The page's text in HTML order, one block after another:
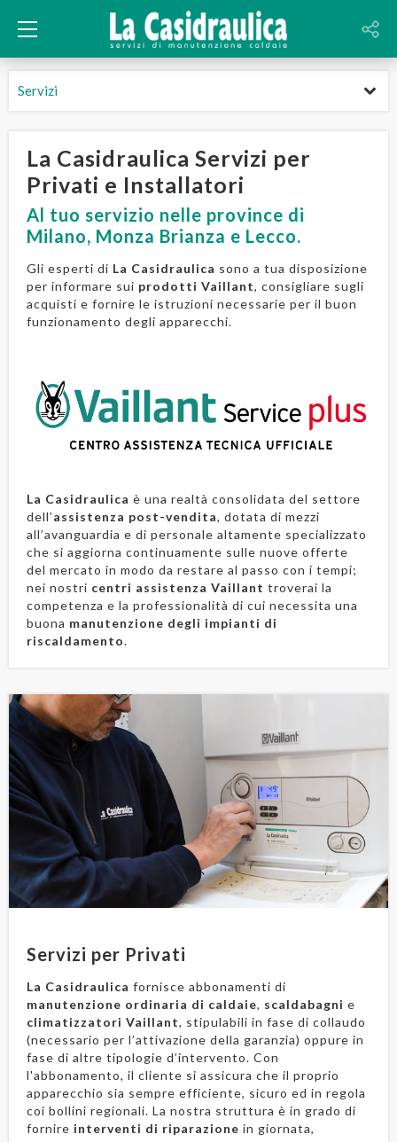
Servizi
La Casidraulica Servizi per
Privati e Installatori
Al tuo servizio nelle province di
Milano, Monza Brianza e Lecco.
Gli esperti di La Casidraulica sono a tua disposizione
per informare sui prodotti Vaillant, consigliare sugli
acquisti e fornire le istruzioni necessarie per il buon
funzionamento degli apparecchi.
La Casidraulica è una realtà consolidata del settore
dell’assistenza post-vendita, dotata di mezzi
all’avanguardia e di personale altamente specializzato
che si aggiorna continuamente sulle nuove offerte
del mercato in modo da restare al passo con i tempi;
nei nostri centri assistenza Vaillant troverai la
competenza e la professionalità di cui necessita una
buona manutenzione degli impianti di
riscaldamento.
Servizi per Privati
La Casidraulica fornisce abbonamenti di
manutenzione ordinaria di caldaie, scaldabagni e
climatizzatori Vaillant, stipulabili in fase di collaudo
(necessario per l’attivazione della garanzia) oppure in
fase di altre tipologie d’intervento. Con
l'abbonamento, il cliente si assicura che il proprio
apparecchio sia sempre efficiente, sicuro ed in regola
coi bollini regionali. La nostra struttura è in grado di
fornire interventi di riparazione in giornata,